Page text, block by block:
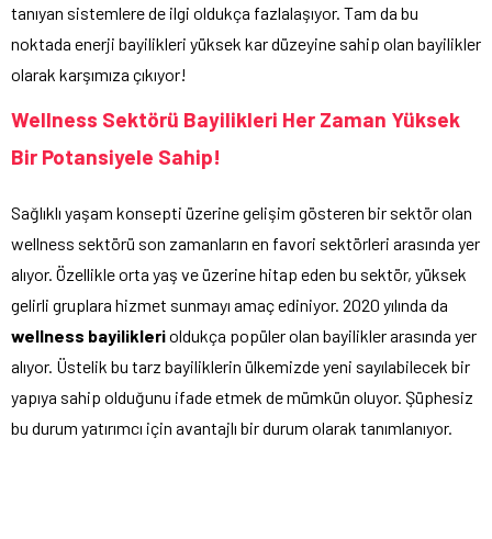
tanıyan sistemlere de ilgi oldukça fazlalaşıyor. Tam da bu
noktada enerji bayilikleri yüksek kar düzeyine sahip olan bayilikler
olarak karşımıza çıkıyor!
Wellness Sektörü Bayilikleri Her Zaman Yüksek
Bir Potansiyele Sahip!
Sağlıklı yaşam konsepti üzerine gelişim gösteren bir sektör olan
wellness sektörü son zamanların en favori sektörleri arasında yer
alıyor. Özellikle orta yaş ve üzerine hitap eden bu sektör, yüksek
gelirli gruplara hizmet sunmayı amaç ediniyor. 2020 yılında da
wellness bayiliklerioldukça popüler olan bayilikler arasında yer
alıyor. Üstelik bu tarz bayiliklerin ülkemizde yeni sayılabilecek bir
yapıya sahip olduğunu ifade etmek de mümkün oluyor. Şüphesiz
bu durum yatırımcı için avantajlı bir durum olarak tanımlanıyor.